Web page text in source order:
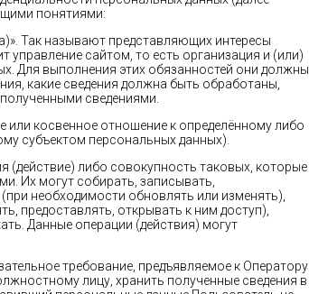
понятиями:
Так называют представляющих интересы
управление сайтом, то есть организация и (или)
Для выполнения этих обязанностей они должны
какие сведения должна быть обработаны,
сведениями.
косвенное отношение к определённому либо
субъектом персональных данных).
(действие) либо совокупность таковых, которые
Их могут собирать, записывать,
необходимости обновлять или изменять),
предоставлять, открывать к ним доступ),
Данные операции (действия) могут
требование, предъявляемое к Оператору
лицу, хранить полученные сведения в